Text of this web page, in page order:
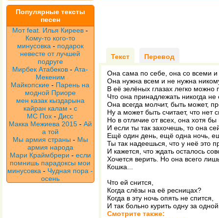
Популярные тексты
песен
Мот feat. Илья Киреев -
Кому-то кого-то
минусовка - подарок
невесте от лучшей
подруге
Мирбек Атабеков -Ата-
Мекеним
Майкопские - Парень на
модной Приоре
мен казак кыздарына
кайран калам - с
МС Пох - Дисс
Макка Межиева 2015 - Ай
а той
Мы армия страны - Мы
армия народа
Мари Краймбрери - если
помнишь парадоксы мои
минусовка - Чудная пора -
осень
Текст Перевод
Она сама по себе, она со всеми и
Она нужна всем и не нужна
В её зелёных глазах легко можно
Что она принадлежать никогда
Она всегда молчит, быть может,
Ну а может быть считает, что нет
Но в отличие от всех, она хотя бы
И если ты так захочешь, то она
Ещё один день, ещё одна ночь,
Ты так надеешься, что у неё это
И кажется, что ждать осталось
Хочется верить. Но она всего
Кошка...
Что ей снится,
Когда слёзы на её ресницах?
Когда в эту ночь опять не спится,
И так больно курить одну за
Смотрите также: